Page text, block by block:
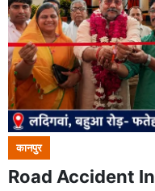
कानपुर
Road Accident In